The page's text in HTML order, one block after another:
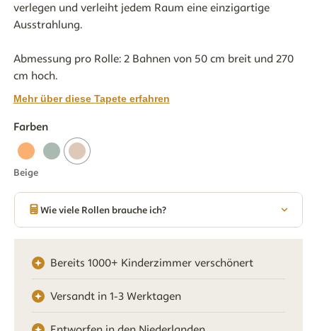
verlegen und verleiht jedem Raum eine einzigartige
Ausstrahlung.
Abmessung pro Rolle: 2 Bahnen von 50 cm breit und 270
cm hoch.
Mehr über diese Tapete erfahren
Farben
Beige
Wie viele Rollen brauche ich?
Bereits 1000+ Kinderzimmer verschönert
Versandt in 1-3 Werktagen